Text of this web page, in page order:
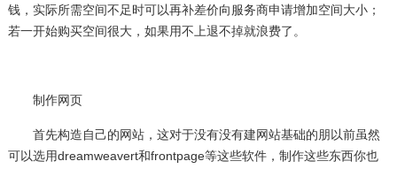
钱，实际所需空间不足时可以再补差价向服务商申请增加空间大小；
若一开始购买空间很大，如果用不上退不掉就浪费了。
制作网页
首先构造自己的网站，这对于没有没有建网站基础的朋以前虽然
可以选用dreamweavert和frontpage等这些软件，制作这些东西你也